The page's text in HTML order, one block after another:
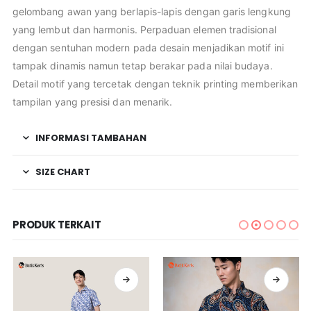
gelombang awan yang berlapis-lapis dengan garis lengkung
yang lembut dan harmonis. Perpaduan elemen tradisional
dengan sentuhan modern pada desain menjadikan motif ini
tampak dinamis namun tetap berakar pada nilai budaya.
Detail motif yang tercetak dengan teknik printing memberikan
tampilan yang presisi dan menarik.
INFORMASI TAMBAHAN
SIZE CHART
PRODUK TERKAIT